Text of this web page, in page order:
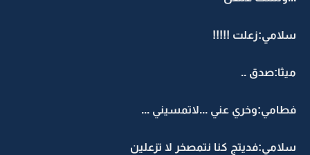
سلامي:زعلت !!!!!
ميثا:صدق ..
فطامي:وخري عني ...لاتمسيني ...
سلامي:فديتج كنا نتمصخر لا تزعلين